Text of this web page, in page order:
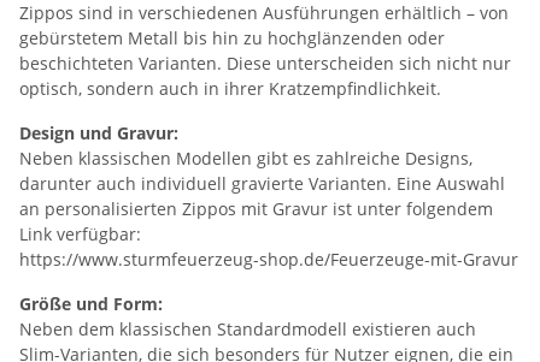
Zippos sind in verschiedenen Ausführungen erhältlich – von
gebürstetem Metall bis hin zu hochglänzenden oder
beschichteten Varianten. Diese unterscheiden sich nicht nur
optisch, sondern auch in ihrer Kratzempfindlichkeit.
Design und Gravur:
Neben klassischen Modellen gibt es zahlreiche Designs,
darunter auch individuell gravierte Varianten. Eine Auswahl
an personalisierten Zippos mit Gravur ist unter folgendem
Link verfügbar:
https://www.sturmfeuerzeug-shop.de/Feuerzeuge-mit-Gravur
Größe und Form:
Neben dem klassischen Standardmodell existieren auch
Slim-Varianten, die sich besonders für Nutzer eignen, die ein